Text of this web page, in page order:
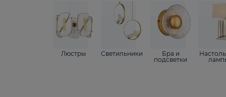
Люстры Светильники
Бра и
подсветки